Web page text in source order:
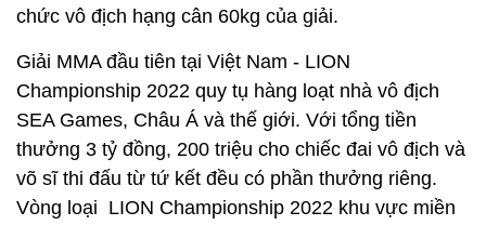
chức vô địch hạng cân 60kg của giải.
Giải MMA đầu tiên tại Việt Nam - LION
Championship 2022 quy tụ hàng loạt nhà vô địch
SEA Games, Châu Á và thế giới. Với tổng tiền
thưởng 3 tỷ đồng, 200 triệu cho chiếc đai vô địch và
võ sĩ thi đấu từ tứ kết đều có phần thưởng riêng.
Vòng loại LION Championship 2022 khu vực miền